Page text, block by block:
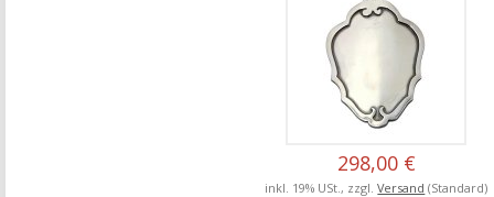
298,00 €
inkl. 19% USt., zzgl.Versand (Standard)